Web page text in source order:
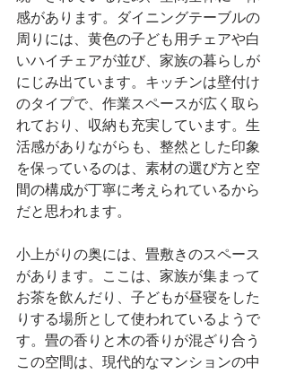
感があります。ダイニングテーブルの
周りには、黄色の子ども用チェアや白
いハイチェアが並び、家族の暮らしが
にじみ出ています。キッチンは壁付け
のタイプで、作業スペースが広く取ら
れており、収納も充実しています。生
活感がありながらも、整然とした印象
を保っているのは、素材の選び方と空
間の構成が丁寧に考えられているから
だと思われます。
小上がりの奥には、畳敷きのスペース
があります。ここは、家族が集まって
お茶を飲んだり、子どもが昼寝をした
りする場所として使われているようで
す。畳の香りと木の香りが混ざり合う
この空間は、現代的なマンションの中